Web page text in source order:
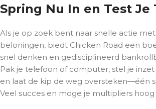
Spring Nu In en Test Je
Als je op zoek bent naar snelle actie
beloningen, biedt Chicken Road een
snel denken en gedisciplineerd
Pak je telefoon of computer, stel je inzet
en laat de kip de weg oversteken—één
Veel succes en moge je multipliers hoog